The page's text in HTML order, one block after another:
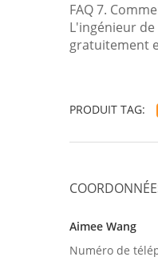
FAQ 7.
L'ingénieur
gratuitement
PRODUIT TAG:
Aimee Wang
Numéro de